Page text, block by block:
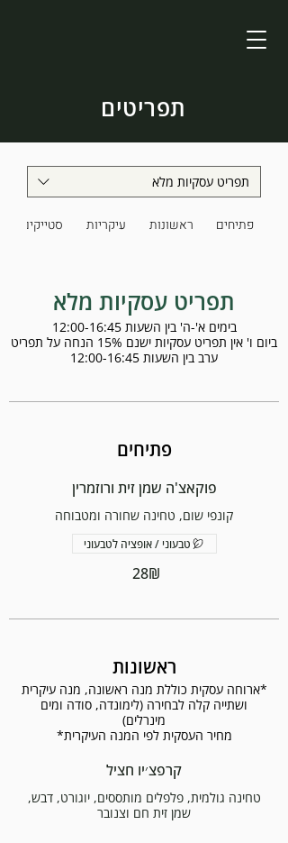
תפריטים
תפריט עסקיות מלא
פתיחים ראשונות עיקריות סטייקים
תפריט עסקיות מלא
ביום ו' אין תפריט עסקיות ישנם 15% הנחה על תפריט
ערב בין השעות 12:00-16:45
פתיחים
פוקאצ'ה שמן זית ורוזמרין
קונפי שום, טחינה שחורה ומטבוחה
‏28 ‏₪
טבעוני / אופציה לטבעוני
ראשונות
*ארוחה עסקית כוללת מנה ראשונה, מנה עיקרית
ושתייה קלה לבחירה (לימונדה, סודה ומים
מחיר העסקית לפי המנה העיקרית*
קרפצ׳יו חציל
טחינה גולמית, פלפלים מותססים, יוגורט, דבש,
שמן זית חם וצנובר